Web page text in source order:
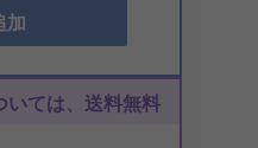
加
ては、送料無料